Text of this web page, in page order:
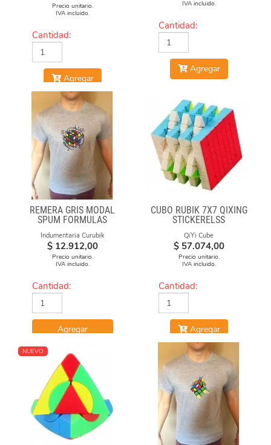
Precio unitario.
IVA incluido.
Cantidad:
Agregar
IVA incluido.
Cantidad:
Agregar
REMERA GRIS MODAL
SPUM FORMULAS
Indumentaria Curubik
$ 12.912,00
Precio unitario.
IVA incluido.
Cantidad:
Agregar
CUBO RUBIK 7X7 QIXING
STICKERELSS
QiYi Cube
$ 57.074,00
Precio unitario.
IVA incluido.
Cantidad:
Agregar
NUEVO